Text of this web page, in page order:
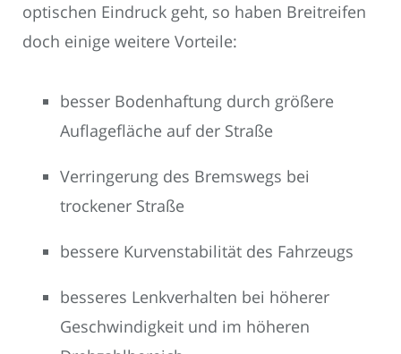
optischen Eindruck geht, so haben Breitreifen
doch einige weitere Vorteile:
besser Bodenhaftung durch größere
Auflagefläche auf der Straße
Verringerung des Bremswegs bei
trockener Straße
bessere Kurvenstabilität des Fahrzeugs
besseres Lenkverhalten bei höherer
Geschwindigkeit und im höheren